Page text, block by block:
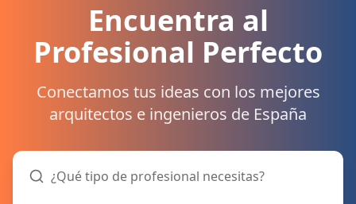
Encuentra al
Profesional Perfecto
Conectamos tus ideas con los mejores
arquitectos e ingenieros de España